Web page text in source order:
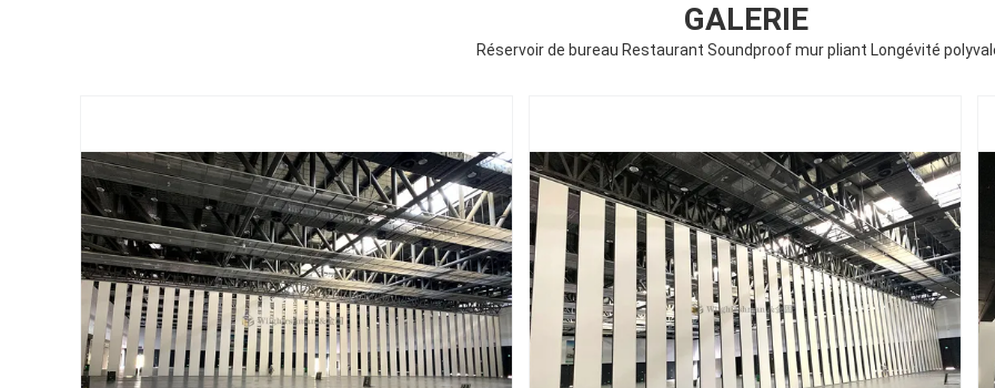
GALERIE
Réservoir de bureau Restaurant Soundproof mur pliant Longévité